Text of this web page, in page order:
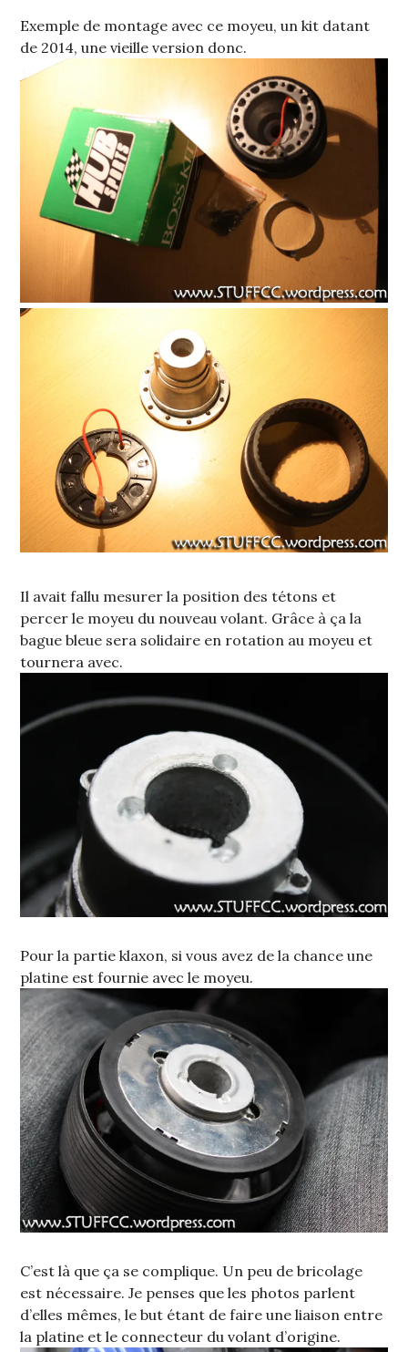
Exemple de montage avec ce moyeu, un kit datant
de 2014, une vieille version donc.
Il avait fallu mesurer la position des tétons et
percer le moyeu du nouveau volant. Grâce à ça la
bague bleue sera solidaire en rotation au moyeu et
tournera avec.
Pour la partie klaxon, si vous avez de la chance une
platine est fournie avec le moyeu.
C’est là que ça se complique. Un peu de bricolage
est nécessaire. Je penses que les photos parlent
d’elles mêmes, le but étant de faire une liaison entre
la platine et le connecteur du volant d’origine.